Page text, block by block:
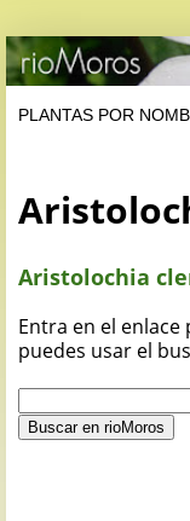
Aristolochia
Entra en el
puedes usar el